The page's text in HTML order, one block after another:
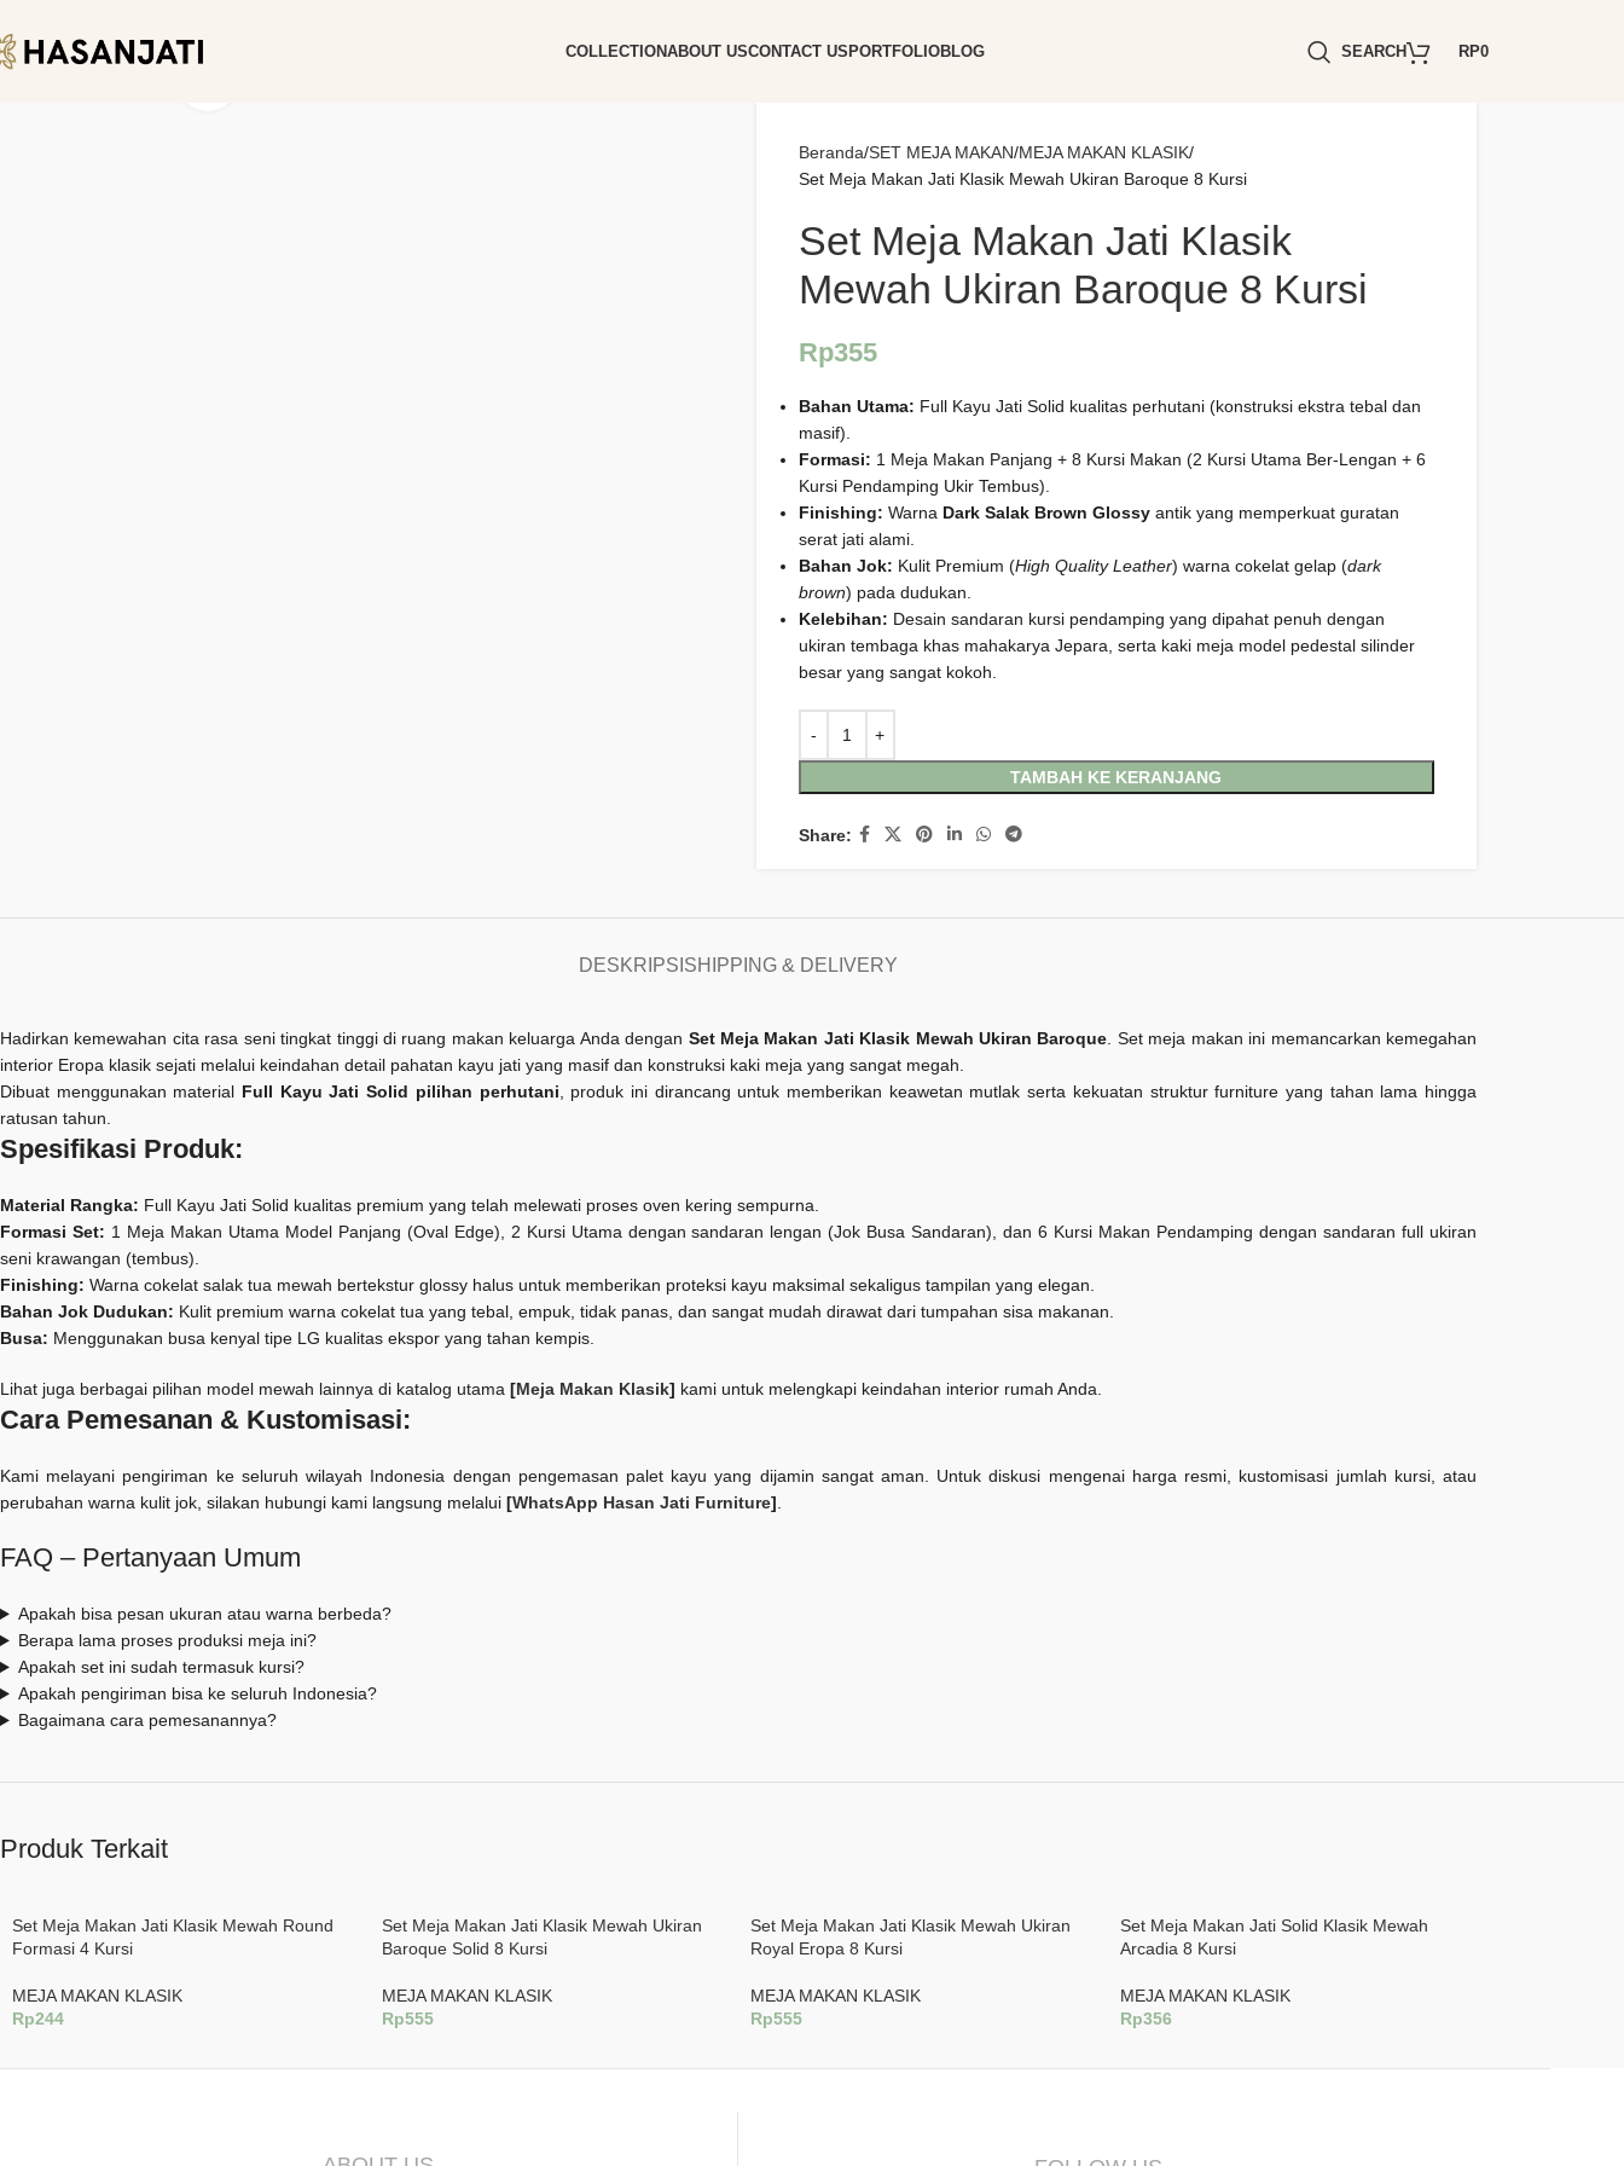
COLLECTIONABOUT USCONTACT US PORTFOLIOBLOG SEARCH RP0
Beranda SET MEJA MAKAN MEJA MAKAN KLASIK
Set Meja Makan Jati Klasik Mewah Ukiran Baroque 8 Kursi
Set Meja Makan Jati Klasik
Mewah Ukiran Baroque 8 Kursi
Rp355
Bahan Utama: Full Kayu Jati Solid kualitas perhutani (konstruksi ekstra tebal dan
masif).
Formasi: 1 Meja Makan Panjang + 8 Kursi Makan (2 Kursi Utama Ber-Lengan + 6
Kursi Pendamping Ukir Tembus).
Finishing: Warna Dark Salak Brown Glossyantik yang memperkuat guratan
serat jati alami.
Bahan Jok: Kulit Premium (High Quality Leather) warna cokelat gelap (dark
brown) pada dudukan.
Kelebihan: Desain sandaran kursi pendamping yang dipahat penuh dengan
ukiran tembaga khas mahakarya Jepara, serta kaki meja model pedestal silinder
besar yang sangat kokoh.
TAMBAH KE KERANJANG
Share:
DESKRIPSI SHIPPING & DELIVERY
Hadirkan kemewahan cita rasa seni tingkat tinggi di ruang makan keluarga Anda dengan Set Meja Makan Jati Klasik Mewah Ukiran Baroque . Set meja makan ini memancarkan kemegahan
interior Eropa klasik sejati melalui keindahan detail pahatan kayu jati yang masif dan konstruksi kaki meja yang sangat megah.
Dibuat menggunakan material Full Kayu Jati Solid pilihan perhutani , produk ini dirancang untuk memberikan keawetan mutlak serta kekuatan struktur furniture yang tahan lama hingga
ratusan tahun.
Spesifikasi Produk:
Material Rangka: Full Kayu Jati Solid kualitas premium yang telah melewati proses oven kering sempurna.
Formasi Set: 1 Meja Makan Utama Model Panjang (Oval Edge), 2 Kursi Utama dengan sandaran lengan (Jok Busa Sandaran), dan 6 Kursi Makan Pendamping dengan sandaran full ukiran
seni krawangan (tembus).
Finishing: Warna cokelat salak tua mewah bertekstur glossy halus untuk memberikan proteksi kayu maksimal sekaligus tampilan yang elegan.
Bahan Jok Dudukan: Kulit premium warna cokelat tua yang tebal, empuk, tidak panas, dan sangat mudah dirawat dari tumpahan sisa makanan.
Busa: Menggunakan busa kenyal tipe LG kualitas ekspor yang tahan kempis.
Lihat juga berbagai pilihan model mewah lainnya di katalog utama [Meja Makan Klasik] kami untuk melengkapi keindahan interior rumah Anda.
Cara Pemesanan & Kustomisasi:
Kami melayani pengiriman ke seluruh wilayah Indonesia dengan pengemasan palet kayu yang dijamin sangat aman. Untuk diskusi mengenai harga resmi, kustomisasi jumlah kursi, atau
perubahan warna kulit jok, silakan hubungi kami langsung melalui [WhatsApp Hasan Jati Furniture]
FAQ – Pertanyaan Umum
Apakah bisa pesan ukuran atau warna berbeda?
Berapa lama proses produksi meja ini?
Apakah set ini sudah termasuk kursi?
Apakah pengiriman bisa ke seluruh Indonesia?
Bagaimana cara pemesanannya?
Produk Terkait
Set Meja Makan Jati Klasik Mewah Round
Formasi 4 Kursi
MEJA MAKAN KLASIK
Rp244
Set Meja Makan Jati Klasik Mewah Ukiran
Baroque Solid 8 Kursi
MEJA MAKAN KLASIK
Rp555
Set Meja Makan Jati Klasik Mewah Ukiran
Royal Eropa 8 Kursi
MEJA MAKAN KLASIK
Rp555
Set Meja Makan Jati Solid Klasik Mewah
Arcadia 8 Kursi
MEJA MAKAN KLASIK
Rp356